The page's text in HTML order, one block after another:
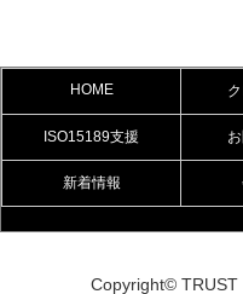
HOME
ISO15189支援
新着情報
Copyright© TRUST